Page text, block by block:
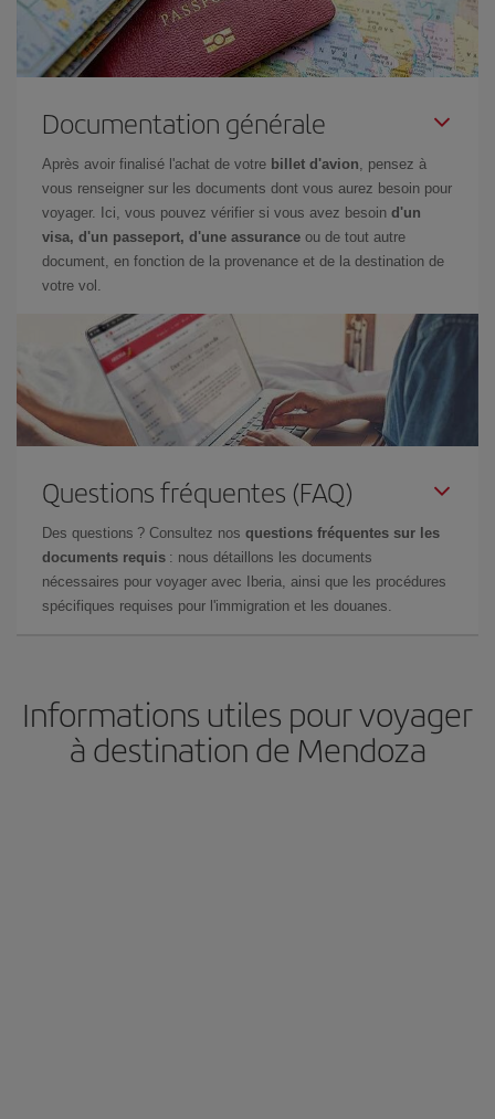
Documentation générale
Après avoir finalisé l'achat de votre billet d'avion, pensez à
vous renseigner sur les documents dont vous aurez besoin pour
voyager. Ici, vous pouvez vérifier si vous avez besoin d'un
visa, d'un passeport, d'une assurance ou de tout autre
document, en fonction de la provenance et de la destination de
votre vol.
Questions fréquentes (FAQ)
Des questions ? Consultez nos questions fréquentes sur les
documents requis : nous détaillons les documents
nécessaires pour voyager avec Iberia, ainsi que les procédures
spécifiques requises pour l'immigration et les douanes.
Informations utiles pour voyager
à destination de Mendoza